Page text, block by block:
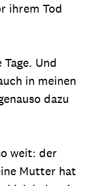
ihrem Tod
Und
in meinen
dazu
weit: der
Mutter hat